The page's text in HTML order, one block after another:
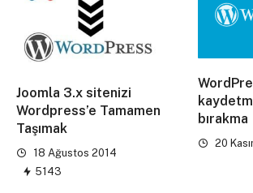
Joomla 3.x sitenizi
Wordpress’e Tamamen
Taşımak
18 Ağustos 2014
5143
bırakma
20